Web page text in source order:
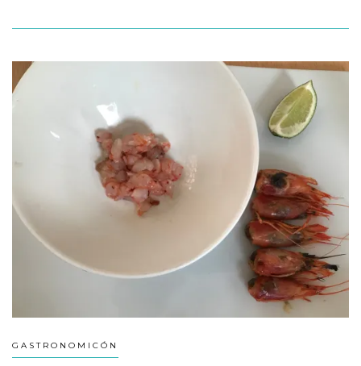
GASTRONOMICÓN